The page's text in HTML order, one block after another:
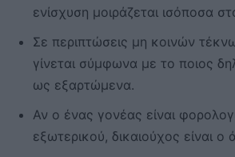
ενίσχυση μοιράζεται ισόποσα
Σε περιπτώσεις μη κοινών
γίνεται σύμφωνα με το ποιος
ως εξαρτώμενα.
Αν ο ένας γονέας είναι
εξωτερικού, δικαιούχος είναι ο